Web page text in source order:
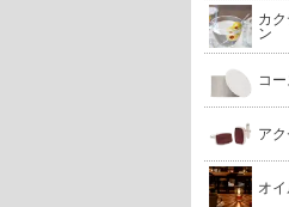
カ
ン
コ
ア
オ